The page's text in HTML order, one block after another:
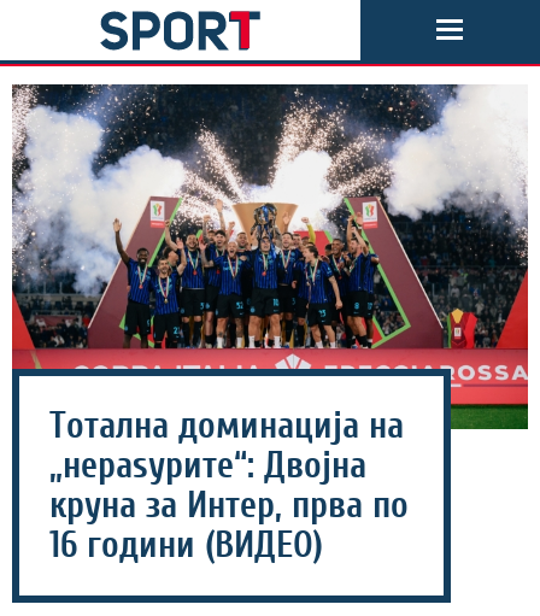
Тотална доминација на
„нераѕурите“: Двојна
круна за Интер, прва по
16 години (ВИДЕО)